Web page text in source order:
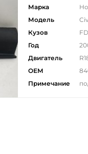
Марка
Модель
Кузов
Год
Двигатель
ОЕМ
Примечание